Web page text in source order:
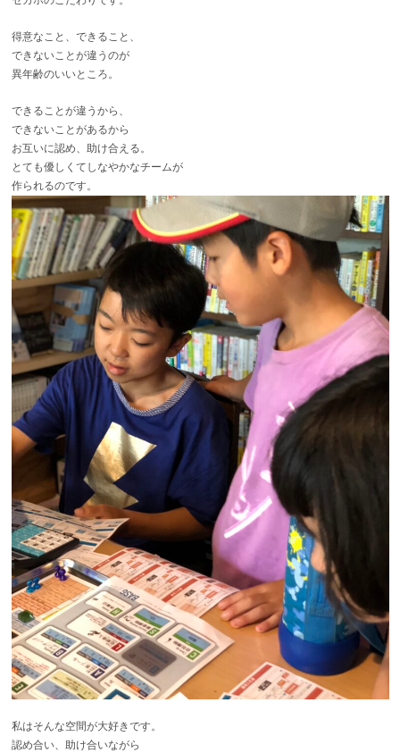
得意なこと、できること、
できないことが違うのが
異年齢のいいところ。
できることが違うから、
できないことがあるから
お互いに認め、助け合える。
とても優しくてしなやかなチームが
作られるのです。
私はそんな空間が大好きです。
認め合い、助け合いながら